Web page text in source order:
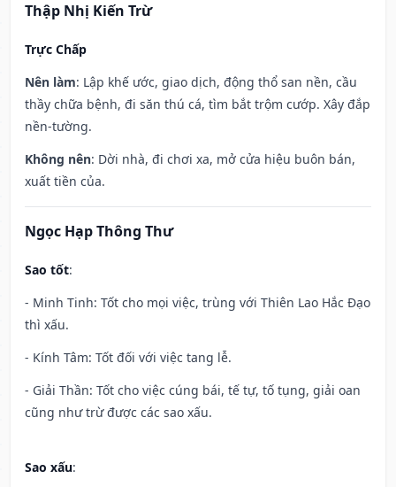
Thập Nhị Kiến Trừ
Trực Chấp
Nên làm: Lập khế ước, giao dịch, động thổ san nền, cầu
thầy chữa bệnh, đi săn thú cá, tìm bắt trộm cướp. Xây đắp
nền-tường.
Không nên: Dời nhà, đi chơi xa, mở cửa hiệu buôn bán,
xuất tiền của.
Ngọc Hạp Thông Thư
Sao tốt:
- Minh Tinh: Tốt cho mọi việc, trùng với Thiên Lao Hắc Đạo
thì xấu.
- Kính Tâm: Tốt đối với việc tang lễ.
- Giải Thần: Tốt cho việc cúng bái, tế tự, tố tụng, giải oan
cũng như trừ được các sao xấu.
Sao xấu: